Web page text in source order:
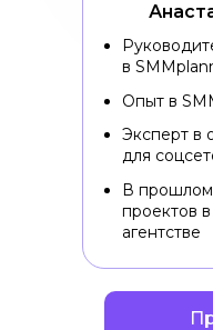
в
Опыт в
Эксперт в
для
В
проектов
агентстве